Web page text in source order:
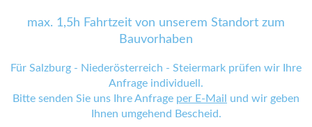
max. 1,5h Fahrtzeit von unserem Standort zum
Bauvorhaben
Für Salzburg - Niederösterreich - Steiermark prüfen wir Ihre
Anfrage individuell.
Bitte senden Sie uns Ihre Anfrage per E-Mail
und wir geben
Ihnen umgehend Bescheid.